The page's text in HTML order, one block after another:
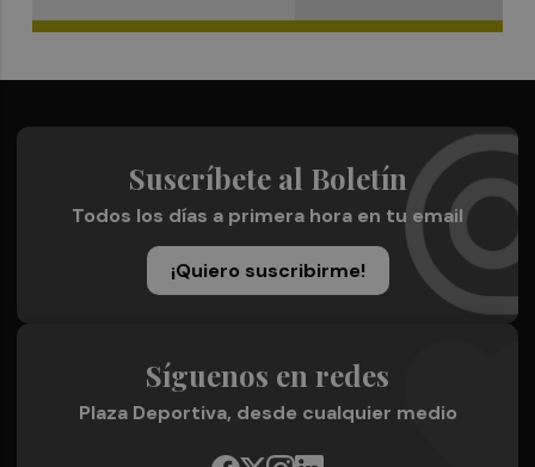
Suscríbete al Boletín
Todos los días a primera hora en tu email
¡Quiero suscribirme!
Síguenos en redes
Plaza Deportiva, desde cualquier medio